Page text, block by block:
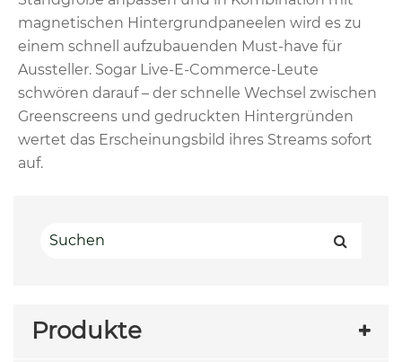
magnetischen Hintergrundpaneelen wird es zu
einem schnell aufzubauenden Must-have für
Aussteller. Sogar Live-E-Commerce-Leute
schwören darauf – der schnelle Wechsel zwischen
Greenscreens und gedruckten Hintergründen
wertet das Erscheinungsbild ihres Streams sofort
auf.
Produkte